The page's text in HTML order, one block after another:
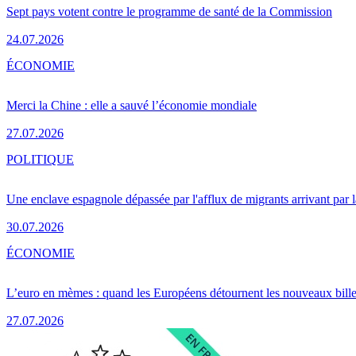
Sept pays votent contre le programme de santé de la Commission
24.07.2026
Merci la Chine : elle a sauvé l’économie mondiale
27.07.2026
ÉCONOMIE
Une enclave espagnole dépassée par l'afflux de migrants arrivant par
30.07.2026
POLITIQUE
L’euro en mèmes : quand les Européens détournent les nouveaux
27.07.2026
ÉCONOMIE